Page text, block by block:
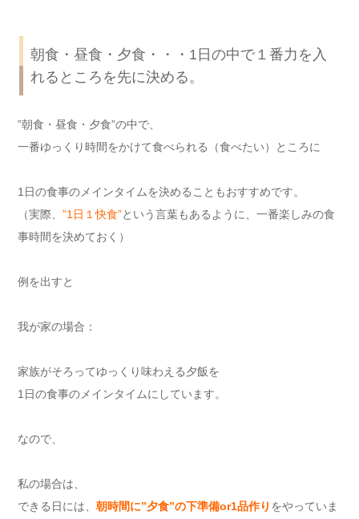
朝食・昼食・夕食・・・1日の中で１番力を入
れるところを先に決める。
”朝食・昼食・夕食”の中で、
一番ゆっくり時間をかけて食べられる（食べたい）ところに
1日の食事のメインタイムを決めることもおすすめです。
（実際、 ”1日１快食”という言葉もあるように、一番楽しみの食
事時間を決めておく）
例を出すと
我が家の場合：
家族がそろってゆっくり味わえる夕飯を
1日の食事のメインタイムにしています。
なので、
私の場合は、
できる日には、 朝時間に”夕食”の下準備or1品作り をやっていま